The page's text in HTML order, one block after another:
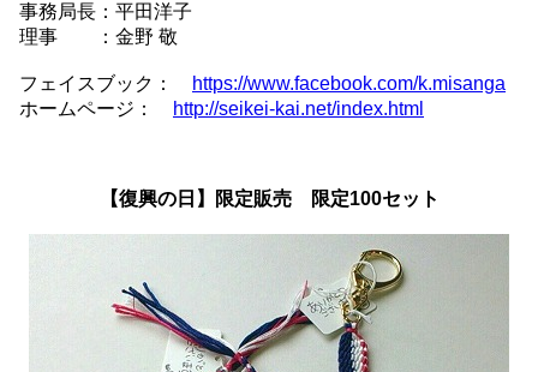
事務局長：平田洋子
理事 ：金野 敬
フェイスブック：
https://www.facebook.com/k.misanga
ホームページ：
http://seikei-kai.net/index.html
【復興の日】限定販売 限定100セット